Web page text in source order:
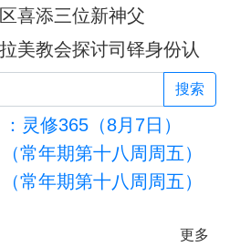
喜添三位新神父
美教会探讨司铎身份认
搜索
：灵修365（8月7日）
常年期第十八周周五）
常年期第十八周周五）
更多